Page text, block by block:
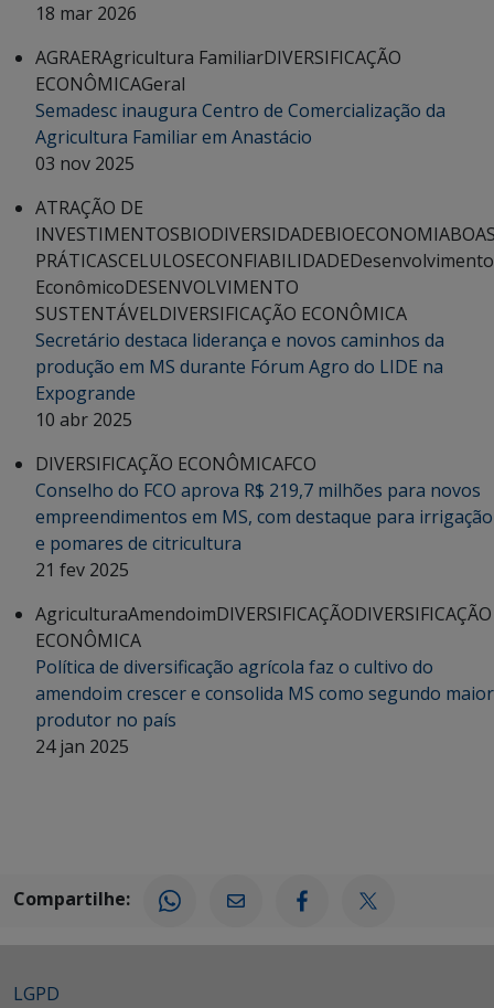
18 mar 2026
AGRAERAgricultura FamiliarDIVERSIFICAÇÃO
ECONÔMICAGeral
Semadesc inaugura Centro de Comercialização da
Agricultura Familiar em Anastácio
03 nov 2025
ATRAÇÃO DE
INVESTIMENTOSBIODIVERSIDADEBIOECONOMIA
PRÁTICASCELULOSECONFIABILIDADEDesenvolvimento
EconômicoDESENVOLVIMENTO
SUSTENTÁVELDIVERSIFICAÇÃO ECONÔMICA
Secretário destaca liderança e novos caminhos da
produção em MS durante Fórum Agro do LIDE na
Expogrande
10 abr 2025
DIVERSIFICAÇÃO ECONÔMICAFCO
Conselho do FCO aprova R$ 219,7 milhões para novos
empreendimentos em MS, com destaque para irrigação
e pomares de citricultura
21 fev 2025
AgriculturaAmendoimDIVERSIFICAÇÃODIVERSIFICAÇÃO
ECONÔMICA
Política de diversificação agrícola faz o cultivo do
amendoim crescer e consolida MS como segundo maior
produtor no país
24 jan 2025
Compartilhe:
LGPD